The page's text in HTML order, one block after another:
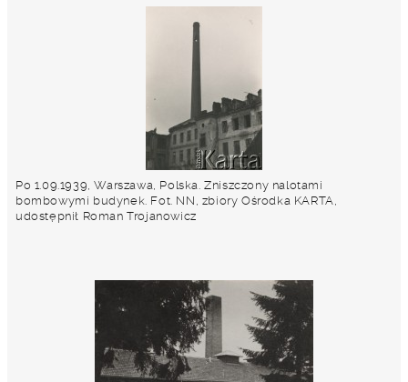
Po 1.09.1939, Warszawa, Polska. Zniszczony nalotami
bombowymi budynek. Fot. NN, zbiory Ośrodka KARTA,
udostępnił Roman Trojanowicz